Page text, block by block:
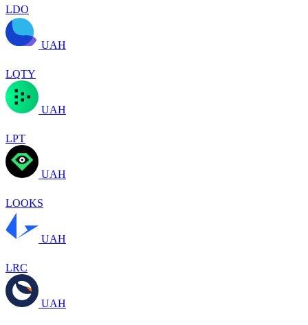
LDO
UAH
LQTY
UAH
LPT
UAH
LOOKS
UAH
LRC
UAH